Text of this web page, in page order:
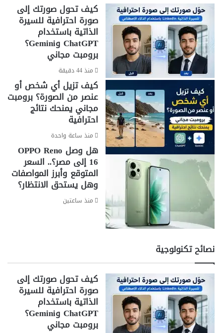
كيف تحول صورتك إلى
صورة احترافية للسيرة
الذاتية باستخدام
ChatGPT وGemini؟
برومبت مجاني
منذ 44 دقيقة
كيف تزيل أي شخص أو
عنصر من الصورة؟ برومبت
مجاني يمنحك نتائج
احترافية
منذ ساعة واحدة
هل وصل OPPO Reno
16 إلى مصر؟.. السعر
المتوقع وأبرز المواصفات
وهل يستحق الانتظار؟
منذ ساعتين
نصائح تكنولوجية
كيف تحول صورتك إلى
صورة احترافية للسيرة
الذاتية باستخدام
ChatGPT وGemini؟
برومبت مجاني